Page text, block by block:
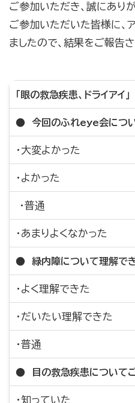
ご参加いただき、誠にあり
ご参加いただいた皆様に、
ましたので、結果をご報告
｢眼の救急疾患、ドライアイ｣
● 今回のふれeye会に
・大変よかった
・よかった
・普通
・あまりよくなかった
● 緑内障について理解で
・よく理解できた
・だいたい理解できた
・普通
● 目の救急疾患について
・知っていた